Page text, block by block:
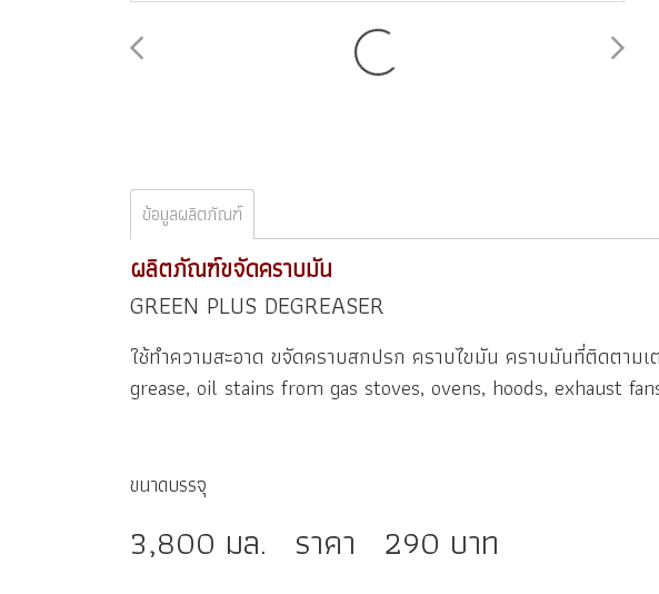
ข้อมูลผลิตภัณฑ์
ผลิตภัณฑ์ขจัดคราบมัน
GREEN PLUS DEGREASER
ใช้ทำความสะอาด ขจัดคราบสกปรก คราบไขมัน คราบมันที่ติดตา
grease, oil stains from gas stoves, ovens, hoods, exhaust
ขนาดบรรจุ
3,800 มล. ราคา 290 บาท